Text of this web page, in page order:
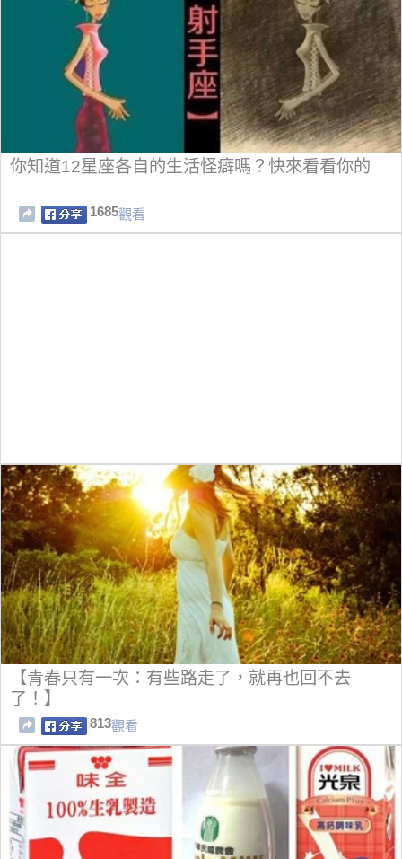
你知道12星座各自的生活怪癖嗎？快來看看你的
1685觀看
【青春只有一次：有些路走了，就再也回不去
了！】
813觀看